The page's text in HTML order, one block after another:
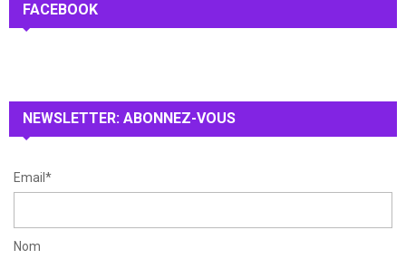
h
:
FACEBOOK
NEWSLETTER: ABONNEZ-VOUS
Email*
Nom